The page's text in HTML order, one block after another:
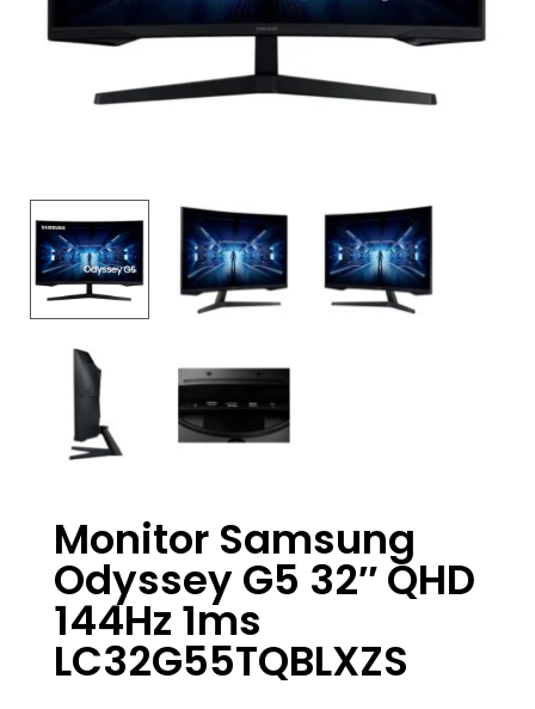
Monitor Samsung
Odyssey G5 32″ QHD
144Hz 1ms
LC32G55TQBLXZS